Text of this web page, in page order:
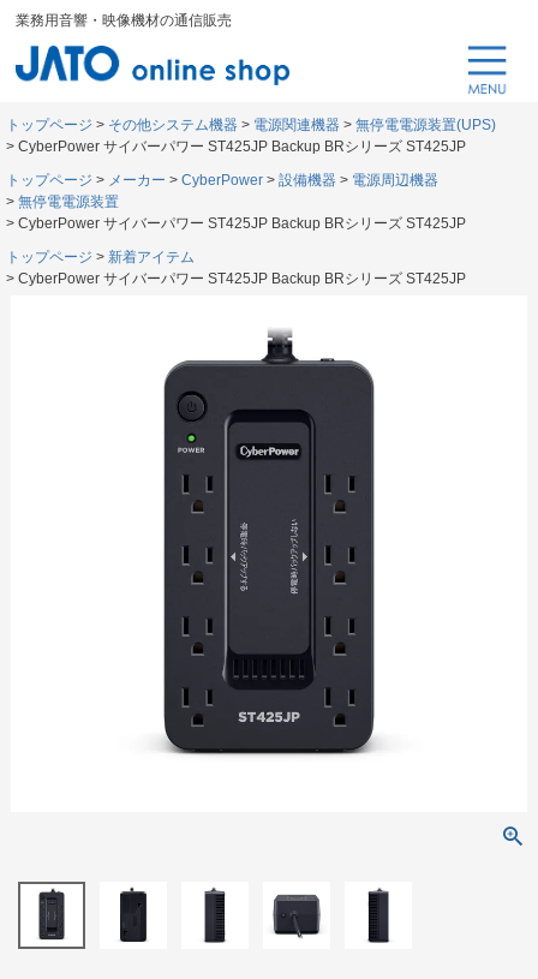
業務用音響・映像機材の通信販売
トップページ その他システム機器 電源関連機器
無停電電源装置(UPS)
CyberPower サイバーパワー ST425JP Backup BRシリーズ ST425JP
トップページ
メーカー CyberPower 設備機器
電源周辺機器
無停電電源装置
CyberPower サイバーパワー ST425JP Backup BRシリーズ ST425JP
トップページ
新着アイテム
CyberPower サイバーパワー ST425JP Backup BRシリーズ ST425JP